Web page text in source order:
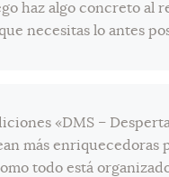
haz algo concreto al
necesitas lo antes
«DMS –
más enriquecedoras
todo está